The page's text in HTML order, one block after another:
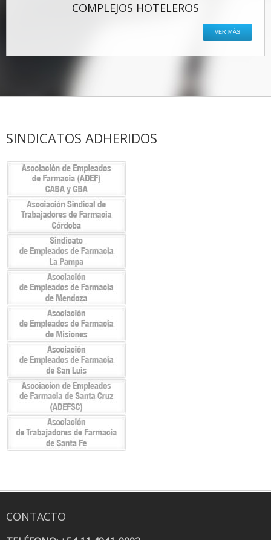
COMPLEJOS HOTELEROS
VER MÁS
SINDICATOS ADHERIDOS
CONTACTO